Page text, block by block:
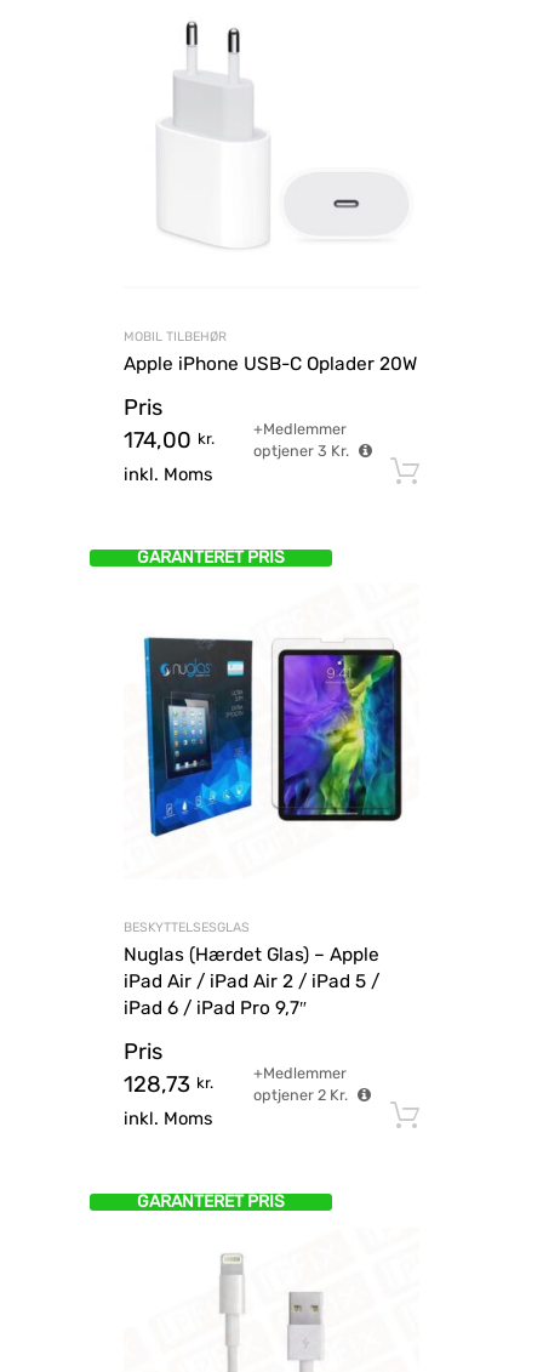
MOBIL TILBEHØR
Apple iPhone USB-C Oplader 20W
Pris
174,00 kr.
inkl. Moms
+Medlemmer
optjener 3 Kr.
GARANTERET PRIS
BESKYTTELSESGLAS
Nuglas (Hærdet Glas) – Apple
iPad Air / iPad Air 2 / iPad 5 /
iPad 6 / iPad Pro 9,7″
Pris
128,73 kr.
inkl. Moms
+Medlemmer
optjener 2Kr.
GARANTERET PRIS